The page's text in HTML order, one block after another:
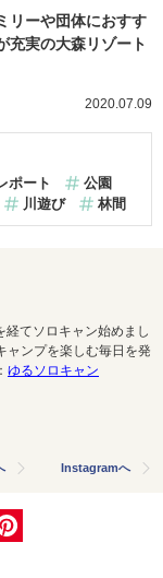
リーや団体におすす
充実の大森リゾート
2020.07.09
ポート
公園
川遊び 林間
てソロキャン始めまし
ャンプを楽しむ毎日を発
ゆるソロキャン
Instagramへ